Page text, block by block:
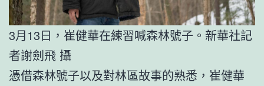
3月13日，崔健華在練習喊森林號子。新華社記
者謝劍飛 攝
憑借森林號子以及對林區故事的熟悉，崔健華